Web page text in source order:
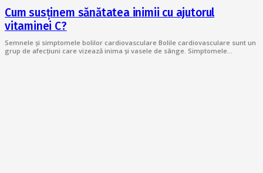
Cum susținem sănătatea inimii cu ajutorul
vitaminei C?
Semnele și simptomele bolilor cardiovasculare Bolile cardiovasculare sunt un
grup de afecțiuni care vizează inima și vasele de sânge. Simptomele…